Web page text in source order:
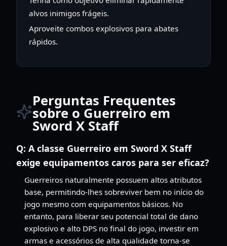
alvos inimigos frágeis.
Aproveite combos explosivos para abates
rápidos.
Perguntas Frequentes
sobre o Guerreiro em
Sword X Staff
Q: A classe Guerreiro em Sword X Staff
exige equipamentos caros para ser eficaz?
Guerreiros naturalmente possuem altos atributos
base, permitindo-lhes sobreviver bem no início do
jogo mesmo com equipamentos básicos. No
entanto, para liberar seu potencial total de dano
explosivo e alto DPS no final do jogo, investir em
armas e acessórios de alta qualidade torna-se